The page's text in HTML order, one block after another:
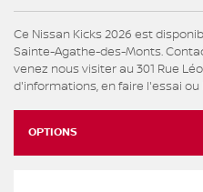
Ce Nissan Kicks 2026 est
Sainte-Agathe-des-Monts.
venez nous visiter au 301 Rue
d'informations, en faire l'essai ou
OPTIONS